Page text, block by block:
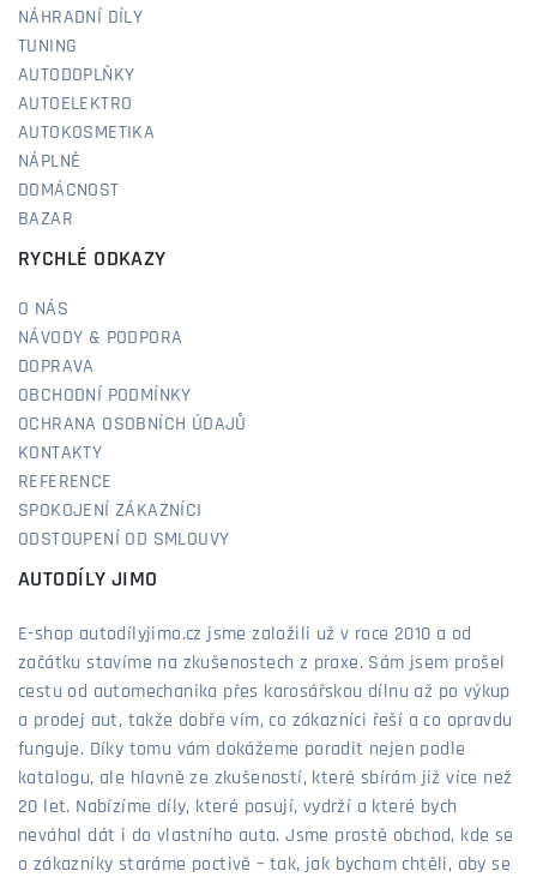
NÁHRADNÍ DÍLY
TUNING
AUTODOPLŇKY
AUTOELEKTRO
AUTOKOSMETIKA
NÁPLNĚ
DOMÁCNOST
BAZAR
RYCHLÉ ODKAZY
O NÁS
NÁVODY & PODPORA
DOPRAVA
OBCHODNÍ PODMÍNKY
OCHRANA OSOBNÍCH ÚDAJŮ
KONTAKTY
REFERENCE
SPOKOJENÍ ZÁKAZNÍCI
ODSTOUPENÍ OD SMLOUVY
AUTODÍLY JIMO
E-shop autodílyjimo.cz jsme založili už v roce 2010 a od
začátku stavíme na zkušenostech z praxe. Sám jsem prošel
cestu od automechanika přes karosářskou dílnu až po výkup
a prodej aut, takže dobře vím, co zákazníci řeší a co opravdu
funguje. Díky tomu vám dokážeme poradit nejen podle
katalogu, ale hlavně ze zkušeností, které sbírám již více než
20 let. Nabízíme díly, které pasují, vydrží a které bych
neváhal dát i do vlastního auta. Jsme prostě obchod, kde se
o zákazníky staráme poctivě – tak, jak bychom chtěli, aby se